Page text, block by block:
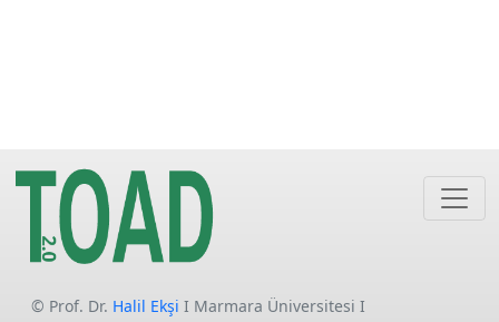
© Prof. Dr. Halil Ekşi I Marmara Üniversitesi I